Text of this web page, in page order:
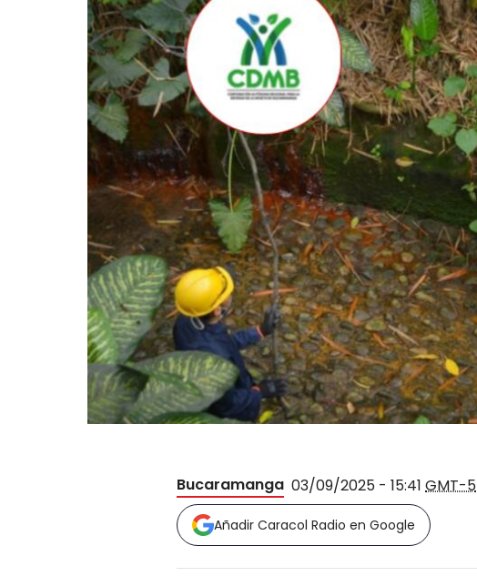
Bucaramanga 03/09/2025 - 15:41 GMT-5
Añadir Caracol Radio en Google